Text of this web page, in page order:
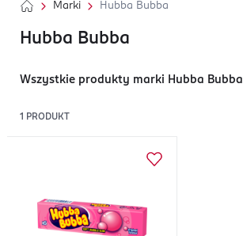
Marki Hubba Bubba
Hubba Bubba
Wszystkie produkty marki Hubba Bubba
1 PRODUKT